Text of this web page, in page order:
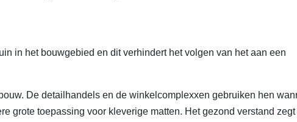
in het bouwgebied en dit verhindert het volgen van het aan een
De detailhandels en de winkelcomplexxen gebruiken hen
grote toepassing voor kleverige matten. Het gezond verstand zegt